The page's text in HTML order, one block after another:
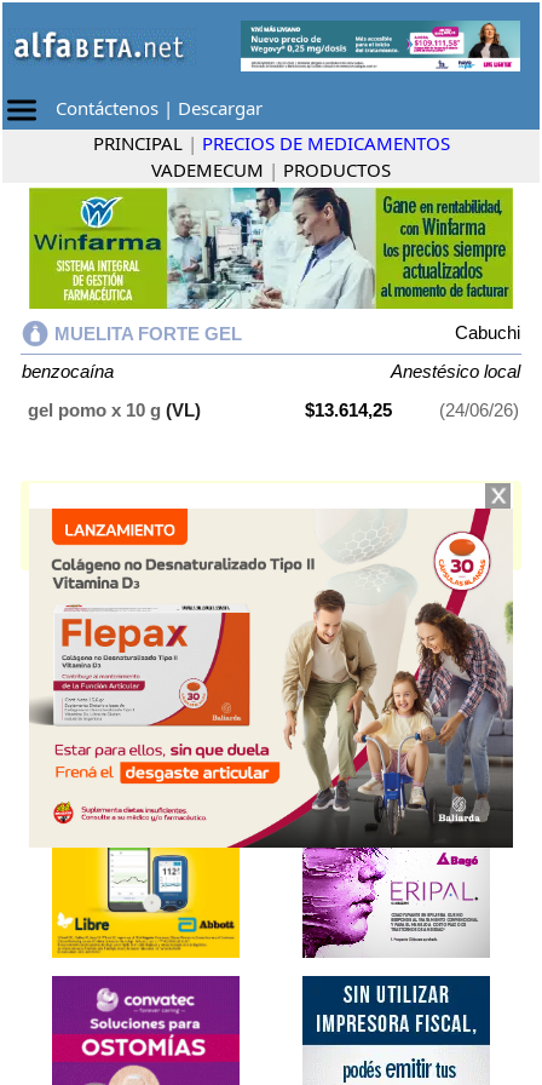
Contáctenos | Descargar
PRINCIPAL | PRECIOS DE MEDICAMENTOS
VADEMECUM | PRODUCTOS
MUELITA FORTE GEL
Cabuchi
benzocaína
Anestésico local
gel pomo x 10 g (VL) $13.614,25 (24/06/26)
Anestésico local. Es producido por
y cuenta con 1 presentación
disponible.
Explorar más
Otros productos con
benzocaína
Otros productos de